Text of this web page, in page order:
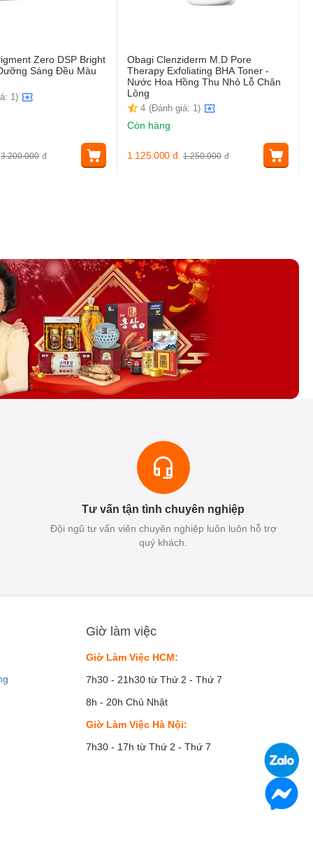
Zero DSP Bright
Sáng Đều Màu
1)
3.200.000 đ
Obagi Clenziderm M.D Pore
Therapy Exfoliating BHA Toner -
Nước Hoa Hồng Thu Nhỏ Lỗ Chân
Lông
4 (Đánh giá: 1)
Còn hàng
1.250.000 đ
1.125.000 đ
Tư vấn tận tình chuyên nghiệp
Đội ngũ tư vấn viên chuyên nghiệp luôn luôn hỗ trợ
quý khách.
Giờ làm việc
Giờ Làm Việc HCM:
7h30 - 21h30 từ Thứ 2 - Thứ 7
8h - 20h Chủ Nhật
Giờ Làm Việc Hà Nội:
7h30 - 17h từ Thứ 2 - Thứ 7